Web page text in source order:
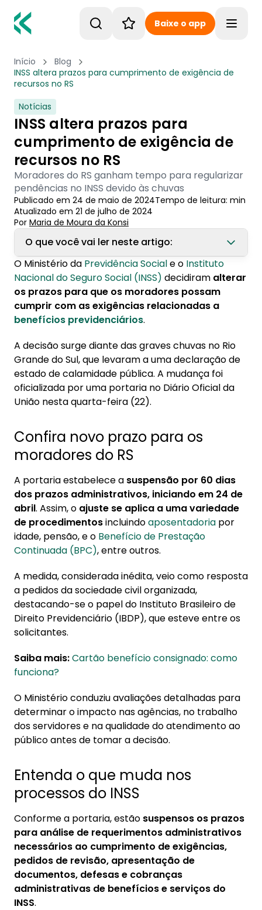
Baixe o app
Início
Blog
INSS altera prazos para cumprimento de exigência de
recursos no RS
Notícias
INSS altera prazos para
cumprimento de exigência de
recursos no RS
Moradores do RS ganham tempo para regularizar
pendências no INSS devido às chuvas
Publicado em 24 de maio de 2024Tempo de leitura: min
Atualizado em 21 de julho de 2024
Por Maria de Moura da Konsi
O que você vai ler neste artigo:
1. Confira novo prazo para os moradores do RS
2. Entenda o que muda nos processos do INSS
3. Conheça a Konsi
4. Medida afeta contestação de benefícios
O Ministério da Previdência Sociale o Instituto
Nacional do Seguro Social (INSS) decidiram alterar
os prazos para que os moradores possam
cumprir com as exigências relacionadas a
benefícios previdenciários.
A decisão surge diante das graves chuvas no Rio
Grande do Sul, que levaram a uma declaração de
estado de calamidade pública. A mudança foi
oficializada por uma portaria no Diário Oficial da
União nesta quarta-feira (22).
Confira novo prazo para os
moradores do RS
A portaria estabelece a suspensão por 60 dias
dos prazos administrativos, iniciando em 24 de
abril. Assim, o ajuste se aplica a uma variedade
de procedimentosincluindoaposentadoria por
idade, pensão, e o Benefício de Prestação
Continuada (BPC), entre outros.
A medida, considerada inédita, veio como resposta
a pedidos da sociedade civil organizada,
destacando-se o papel do Instituto Brasileiro de
Direito Previdenciário (IBDP), que esteve entre os
solicitantes.
Saiba mais:Cartão benefício consignado: como
funciona?
O Ministério conduziu avaliações detalhadas para
determinar o impacto nas agências, no trabalho
dos servidores e na qualidade do atendimento ao
público antes de tomar a decisão.
Entenda o que muda nos
processos do INSS
Conforme a portaria, estão suspensos os prazos
para análise de requerimentos administrativos
necessários ao cumprimento de exigências,
pedidos de revisão, apresentação de
documentos, defesas e cobranças
administrativas de benefícios e serviços do
INSS.